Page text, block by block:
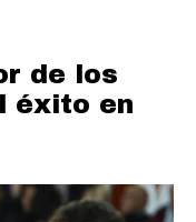
de los
éxito en